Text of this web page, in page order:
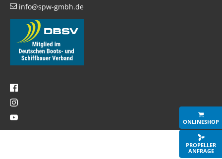
zurück
Alle akzeptieren
info@spw-gmbh.de
ONLINESHOP
PROPELLER
ANFRAGE